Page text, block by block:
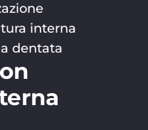
interna
dentata